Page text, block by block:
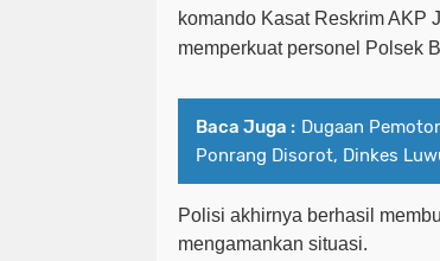
komando Kasat Reskrim AKP
memperkuat personel Polsek
Baca Juga : Dugaan
Ponrang Disorot, Dinkes
Polisi akhirnya berhasil
mengamankan situasi.